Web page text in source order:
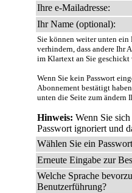
Ihre e-Mailadresse:
Ihr Name (optional):
Sie können weiter unten ein
verhindern, dass andere Ihr
im Klartext an Sie geschickt
Wenn Sie kein Passwort
Abonnement bestätigt
unten die Seite zum ändern
Hinweis: Wenn Sie
Passwort ignoriert und
Wählen Sie ein
Erneute Eingabe zur
Welche Sprache
Benutzerführung?